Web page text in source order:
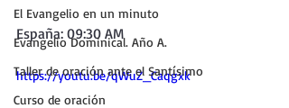
El Evangelio en un minuto
Evangelio Dominical. Año A.
Taller de oración ante el Santísimo
Curso de oración
España: 09:30 AM
https://youtu.be/qWuZ_Caqgxk